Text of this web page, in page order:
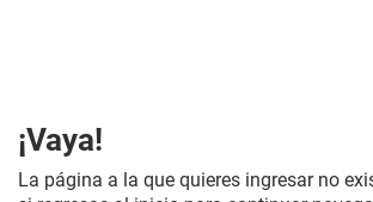
¡Vaya!
La página a la que quieres ingresar no